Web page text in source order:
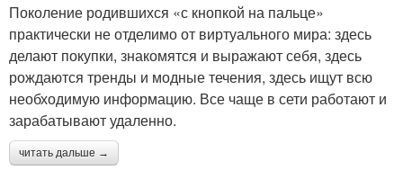
Поколение родившихся «с кнопкой на пальце»
практически не отделимо от виртуального мира: здесь
делают покупки, знакомятся и выражают себя, здесь
рождаются тренды и модные течения, здесь ищут всю
необходимую информацию. Все чаще в сети работают и
зарабатывают удаленно.
читать дальше →